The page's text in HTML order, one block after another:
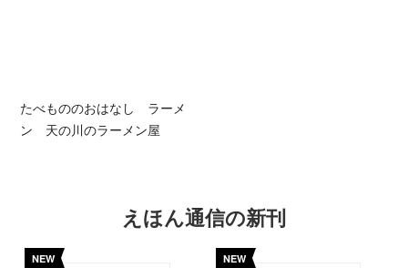
たべもののおはなし ラーメ
ン 天の川のラーメン屋
えほん通信の新刊
NEW NEW